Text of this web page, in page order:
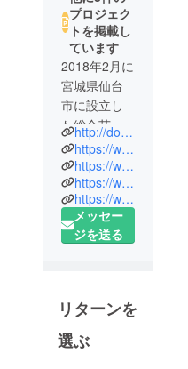
プロジェク
トを掲載し
ています
2018年2月に
宮城県仙台
市に設立し
た総合芸術
団体です。
私たちは
2018年から
宮城県仙台
市を拠点
に、【芸術
みんなに】
という想い
で活動を続
http://doa-artist-group.com/
https://www.instagram.com/doa_chorus/
https://www.instagram.com/doa_superband/
https://www.instagram.com/doaballet/
https://www.instagram.com/doa_artists/
メッセー
ジを送る
リターンを
選ぶ